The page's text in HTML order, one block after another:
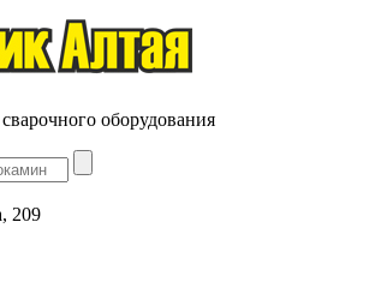
оборудования
209